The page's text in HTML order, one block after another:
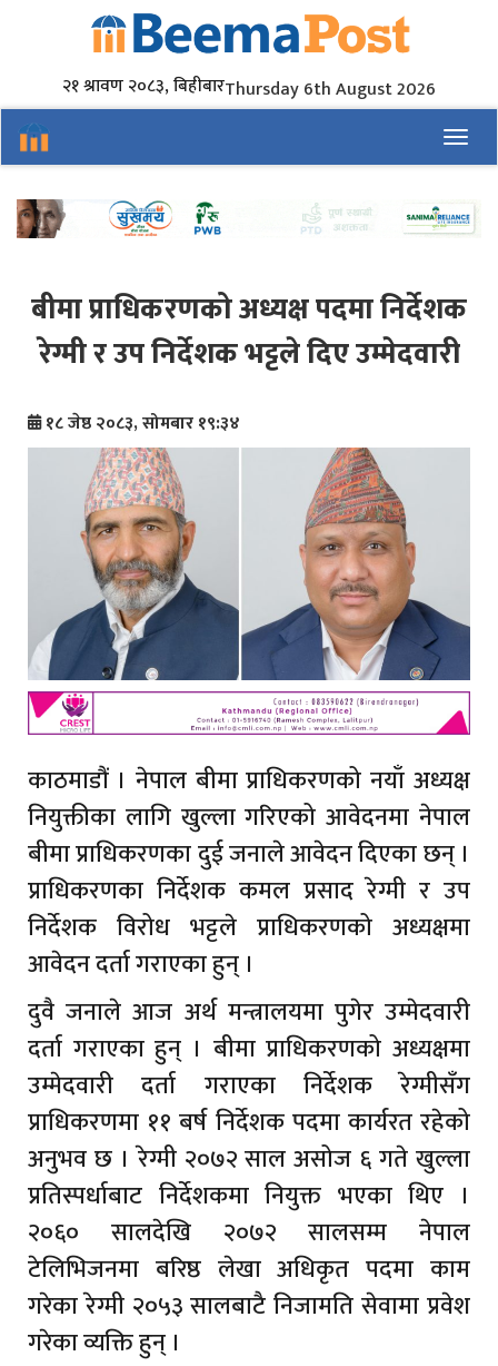
२१ श्रावण २०८३, बिहीबारThursday 6th August 2026
बीमा प्राधिकरणको अध्यक्ष पदमा निर्देशक
रेग्मी र उप निर्देशक भट्टले दिए उम्मेदवारी
१८ जेष्ठ २०८३, सोमबार १९:३४
काठमाडौं । नेपाल बीमा प्राधिकरणको नयाँ अध्यक्ष
नियुक्तीका लागि खुल्ला गरिएको आवेदनमा नेपाल
बीमा प्राधिकरणका दुई जनाले आवेदन दिएका छन् ।
प्राधिकरणका निर्देशक कमल प्रसाद रेग्मी र उप
निर्देशक विरोध भट्टले प्राधिकरणको अध्यक्षमा
आवेदन दर्ता गराएका हुन् ।
दुवै जनाले आज अर्थ मन्त्रालयमा पुगेर उम्मेदवारी
दर्ता गराएका हुन् । बीमा प्राधिकरणको अध्यक्षमा
उम्मेदवारी दर्ता गराएका निर्देशक रेग्मीसँग
प्राधिकरणमा ११ बर्ष निर्देशक पदमा कार्यरत रहेको
अनुभव छ । रेग्मी २०७२ साल असोज ६ गते खुल्ला
प्रतिस्पर्धाबाट निर्देशकमा नियुक्त भएका थिए ।
२०६० सालदेखि २०७२ सालसम्म नेपाल
टेलिभिजनमा बरिष्ठ लेखा अधिकृत पदमा काम
गरेका रेग्मी २०५३ सालबाटै निजामति सेवामा प्रवेश
गरेका व्यक्ति हुन् ।